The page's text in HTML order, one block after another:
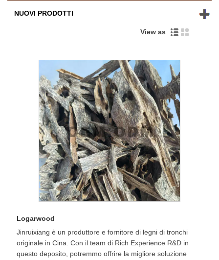
NUOVI PRODOTTI
View as
Logarwood
Jinruixiang è un produttore e fornitore di legni di tronchi
originale in Cina. Con il team di Rich Experience R&D in
questo deposito, potremmo offrire la migliore soluzione